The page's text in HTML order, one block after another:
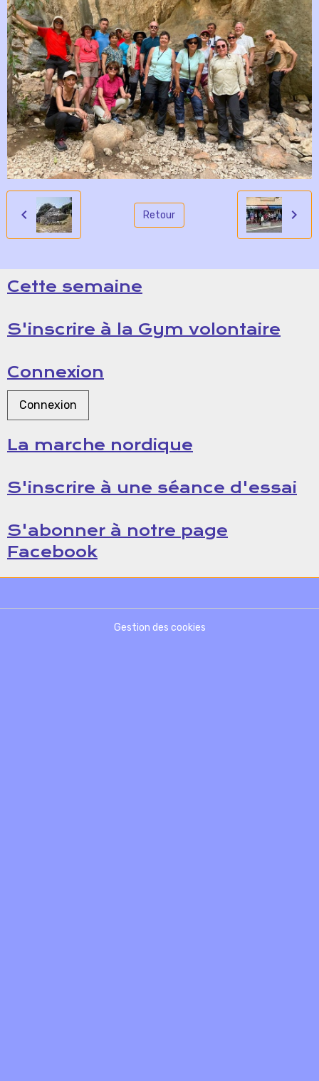
Retour
Cette semaine
S'inscrire à la Gym volontaire
Connexion
Connexion
La marche nordique
S'inscrire à une séance d'essai
S'abonner à notre page
Facebook
Gestion des cookies